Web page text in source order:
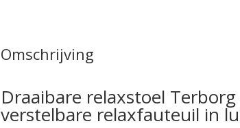
Omschrijving
Draaibare relaxstoel
verstelbare relaxfauteuil in